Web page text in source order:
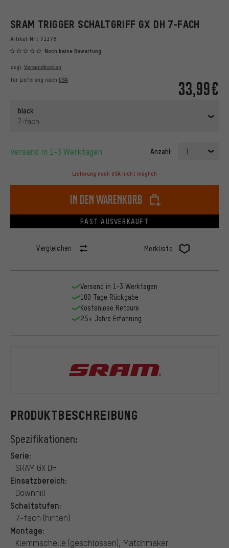
SRAM TRIGGER SCHALTGRIFF GX DH 7-FACH
Artikel-Nr.: 71178
Noch keine Bewertung
33,99€
zzgl. Versandkosten
für Lieferung nach USA
black
7-fach
Versand in 1-3 Werktagen Anzahl: 1
Lieferung nach USA nicht möglich
In den Warenkorb
FAST AUSVERKAUFT
Vergleichen Merkliste
PRODUKTBESCHREIBUNG
Spezifikationen:
Serie:
SRAM GX DH
Einsatzbereich:
Downhill
Schaltstufen:
7-fach (hinten)
Montage:
Klemmschelle (geschlossen), Matchmaker
Versand in 1-3 Werktagen
100 Tage Rückgabe
Kostenlose Retoure
25+ Jahre Erfahrung
SRAM